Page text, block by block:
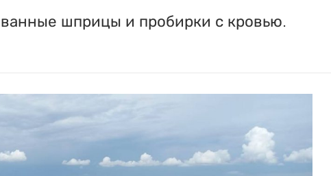
шприцы и пробирки с кровью.